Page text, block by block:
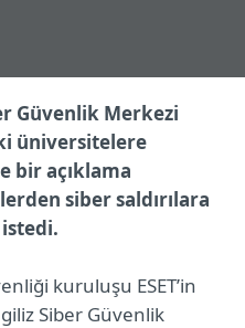
Güvenlik Merkezi
üniversitelere
bir açıklama
siber saldırılara
kuruluşu ESET’in
Siber Güvenlik